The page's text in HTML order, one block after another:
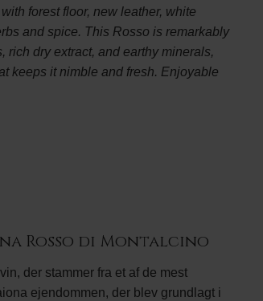
forest floor, new leather, white
and spice. This Rosso is remarkably
rich dry extract, and earthy minerals,
keeps it nimble and fresh. Enjoyable
Rosso di Montalcino
der stammer fra et af de mest
ejendommen, der blev grundlagt i